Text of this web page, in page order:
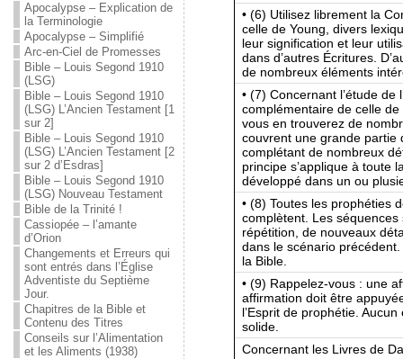
Apocalypse – Explication de
la Terminologie
Apocalypse – Simplifié
Arc-en-Ciel de Promesses
Bible – Louis Segond 1910
(LSG)
Bible – Louis Segond 1910
(LSG) L’Ancien Testament [1
sur 2]
Bible – Louis Segond 1910
(LSG) L’Ancien Testament [2
sur 2 d’Esdras]
Bible – Louis Segond 1910
(LSG) Nouveau Testament
Bible de la Trinité !
Cassiopée – l’amante
d’Orion
Changements et Erreurs qui
sont entrés dans l’Église
Adventiste du Septième
Jour.
Chapitres de la Bible et
Contenu des Titres
Conseils sur l’Alimentation
et les Aliments (1938)
• (6) Utilisez librement la
celle de Young, divers
leur signification et leur
dans d’autres Écritures.
de nombreux éléments
• (7) Concernant l’étude de
complémentaire de celle
vous en trouverez de
couvrent une grande partie
complétant de nombreux
principe s’applique à toute
développé dans un ou
• (8) Toutes les prophéties
complètent. Les
répétition, de nouveaux
dans le scénario
la Bible.
• (9) Rappelez-vous : une
affirmation doit être
l’Esprit de prophétie.
solide.
Concernant les Livres de